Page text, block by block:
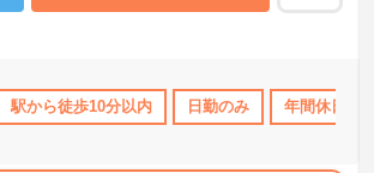
サポート 研修制度あり 高収入 社会保
駅から徒歩10分以内 日勤のみ 年間休日